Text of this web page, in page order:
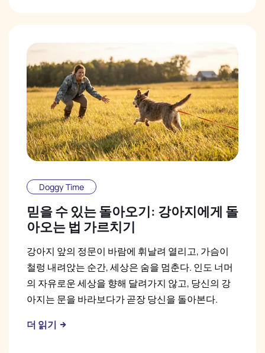
Doggy Time
믿을 수 있는 돌아오기: 강아지에게 돌
아오는 법 가르치기
강아지 앞의 정문이 바람에 휘날려 열리고, 가슴이
철렁 내려앉는 순간, 세상은 숨을 멈춘다. 인도 너머
의 자유로운 세상을 향해 달려가지 않고, 당신의 강
아지는 문을 바라보다가 곧장 당신을 돌아본다.
더 읽기